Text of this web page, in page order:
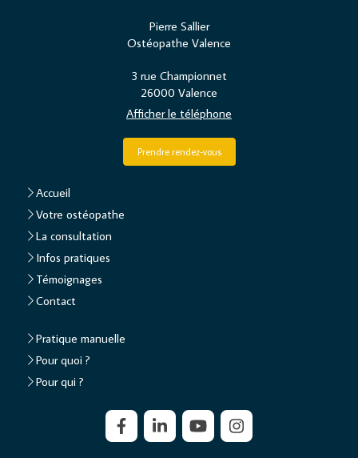
Pierre Sallier
Ostéopathe Valence
3 rue Championnet
26000 Valence
Afficher le téléphone
Prendre rendez-vous
Accueil
Votre ostéopathe
La consultation
Infos pratiques
Témoignages
Contact
Pratique manuelle
Pour quoi ?
Pour qui ?